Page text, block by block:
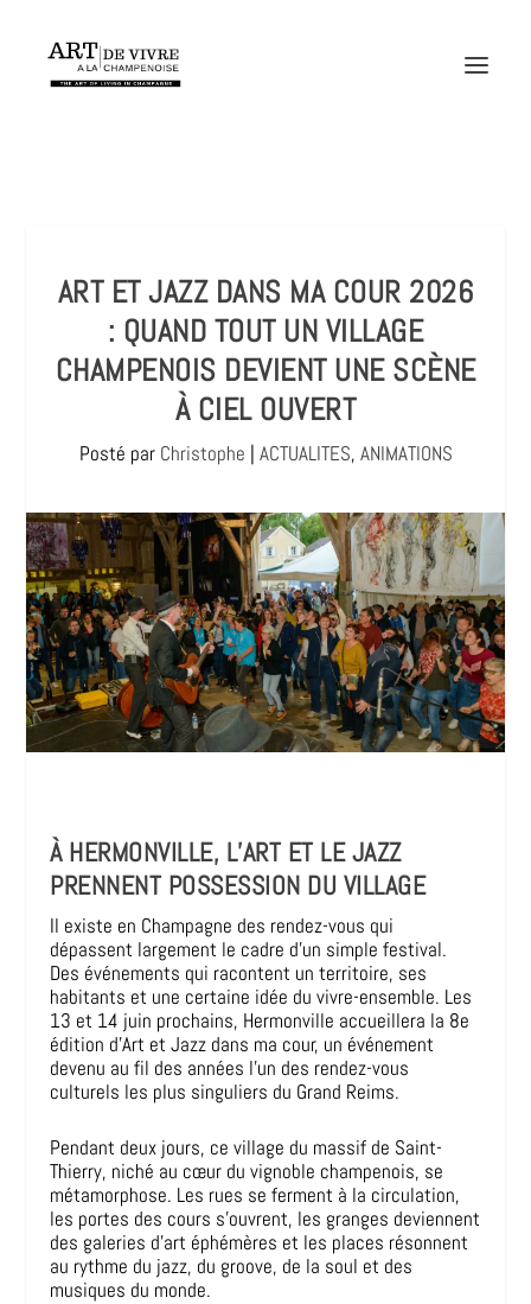
ART ET JAZZ DANS MA COUR 2026
: QUAND TOUT UN VILLAGE
CHAMPENOIS DEVIENT UNE SCÈNE
À CIEL OUVERT
Posté par Christophe | ACTUALITES, ANIMATIONS
À HERMONVILLE, L’ART ET LE JAZZ
PRENNENT POSSESSION DU VILLAGE
Il existe en Champagne des rendez-vous qui
dépassent largement le cadre d’un simple festival.
Des événements qui racontent un territoire, ses
habitants et une certaine idée du vivre-ensemble. Les
13 et 14 juin prochains, Hermonville accueillera la 8e
édition d’Art et Jazz dans ma cour, un événement
devenu au fil des années l’un des rendez-vous
culturels les plus singuliers du Grand Reims.
Pendant deux jours, ce village du massif de Saint-
Thierry, niché au cœur du vignoble champenois, se
métamorphose. Les rues se ferment à la circulation,
les portes des cours s’ouvrent, les granges deviennent
des galeries d’art éphémères et les places résonnent
au rythme du jazz, du groove, de la soul et des
musiques du monde.